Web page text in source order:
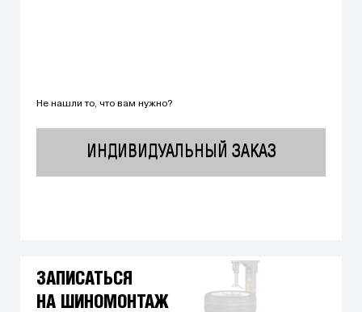
Не нашли то, что вам нужно?
ИНДИВИДУАЛЬНЫЙ ЗАКАЗ
ЗАПИСАТЬСЯ
НА ШИНОМОНТАЖ